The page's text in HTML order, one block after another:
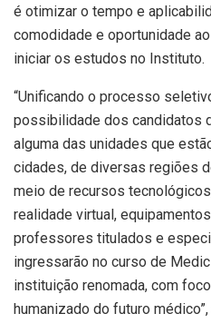
é otimizar o tempo e
comodidade e oportunidade
iniciar os estudos no Instituto.
“Unificando o processo
possibilidade dos candidatos
alguma das unidades que
cidades, de diversas regiões
meio de recursos
realidade virtual,
professores titulados e
ingressarão no curso de
instituição renomada, com
humanizado do futuro